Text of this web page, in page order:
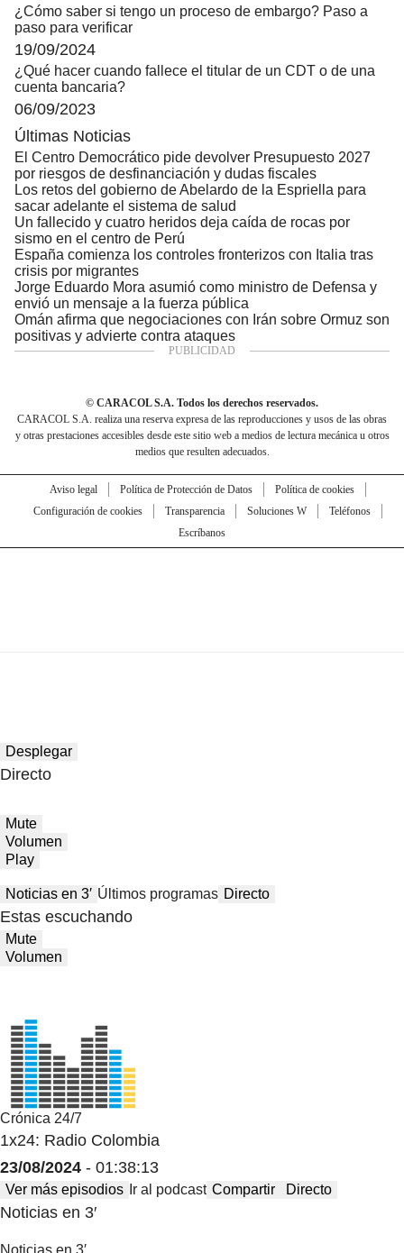
¿Cómo saber si tengo un proceso de embargo? Paso a
paso para verificar
19/09/2024
¿Qué hacer cuando fallece el titular de un CDT o de una
cuenta bancaria?
06/09/2023
Últimas Noticias
El Centro Democrático pide devolver Presupuesto 2027
por riesgos de desfinanciación y dudas fiscales
Los retos del gobierno de Abelardo de la Espriella para
sacar adelante el sistema de salud
Un fallecido y cuatro heridos deja caída de rocas por
sismo en el centro de Perú
España comienza los controles fronterizos con Italia tras
crisis por migrantes
Jorge Eduardo Mora asumió como ministro de Defensa y
envió un mensaje a la fuerza pública
Omán afirma que negociaciones con Irán sobre Ormuz son
positivas y advierte contra ataques
© CARACOL S.A. Todos los derechos reservados.
CARACOL S.A. realiza una reserva expresa de las reproducciones y usos de las obras
y otras prestaciones accesibles desde este sitio web a medios de lectura mecánica u otros
medios que resulten adecuados.
Aviso legal Política de Protección de Datos
Política de cookies
Configuración de cookies
Transparencia Soluciones W
Teléfonos
Escríbanos
Desplegar
Directo
Mute
Volumen
Play
Noticias en 3′ Últimos programas Directo
Estas escuchando
Mute
Volumen
Crónica 24/7
1x24: Radio Colombia
23/08/2024 - 01:38:13
Ver más episodios Ir al podcast Compartir Directo
Noticias en 3′
Noticias en 3′